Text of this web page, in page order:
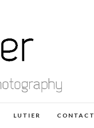
LUTIER CONTACT